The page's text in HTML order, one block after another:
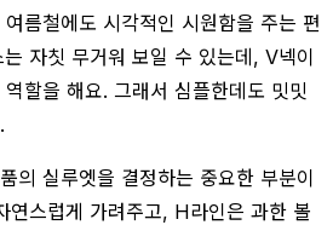
름철에도 시각적인 시원함을 주는 편
자칫 무거워 보일 수 있는데, V넥이
할을 해요. 그래서 심플한데도 밋밋
의 실루엣을 결정하는 중요한 부분이
연스럽게 가려주고, H라인은 과한 볼